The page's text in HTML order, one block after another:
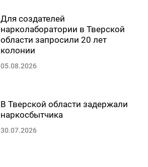
Для создателей
нарколаборатории в Тверской
области запросили 20 лет
колонии
05.08.2026
В Тверской области задержали
наркосбытчика
30.07.2026